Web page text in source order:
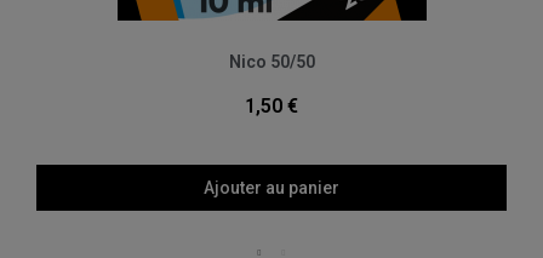
Nico 50/50
1,50 €
Ajouter au panier